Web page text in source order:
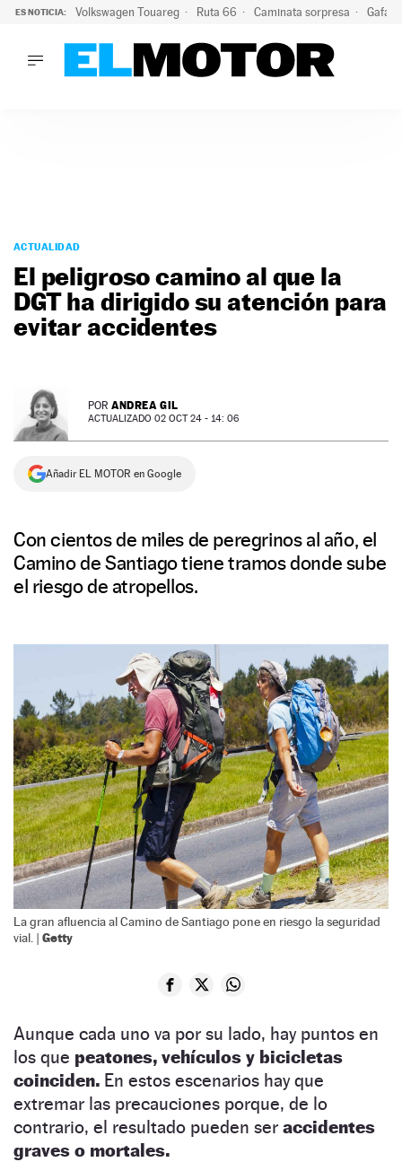
ES NOTICIA: Volkswagen Touareg Ruta 66 Caminata sorpresa Gafas
PODCAST
MOTOS
TECNOLOGÍA
SUPERCOCHES
SERVICIOS
NEWSLETTER
SÍGUENOS
ACTUALIDAD
El peligroso camino al que la
DGT ha dirigido su atención para
evitar accidentes
POR ANDREA GIL
ACTUALIZADO 02 OCT 24 - 14: 06
Añadir EL MOTOR en Google
Con cientos de miles de peregrinos al año, el
Camino de Santiago tiene tramos donde sube
el riesgo de atropellos.
La gran afluencia al Camino de Santiago pone en riesgo la seguridad
vial. | Getty
Aunque cada uno va por su lado, hay puntos en
los que peatones, vehículos y bicicletas
coinciden. En estos escenarios hay que
extremar las precauciones porque, de lo
contrario, el resultado pueden ser accidentes
graves o mortales.